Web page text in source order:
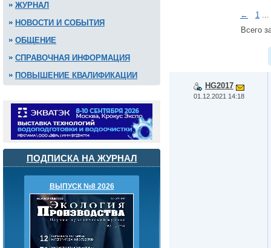
ЖУРНАЛ
НОВОСТИ И СОБЫТИЯ
ОБЩЕНИЕ
СПРАВОЧНАЯ ИНФОРМАЦИЯ
ПОВЫШЕНИЕ КВАЛИФИКАЦИИ
ПОДПИСКА НА ЖУРНАЛ
ВЫПУСК №8 2026
← 1 ...
Всего
HG2017
01.12.2021 14:18